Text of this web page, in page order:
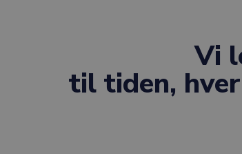
Vi
til tiden,